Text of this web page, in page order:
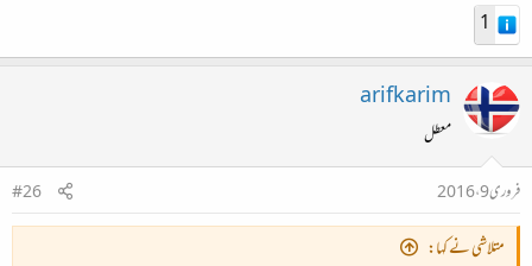
1
arifkarim
معطل
فروری 9، 2016
#26
متلاشی نے کہا: